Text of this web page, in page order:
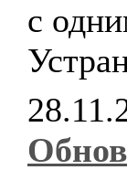
с